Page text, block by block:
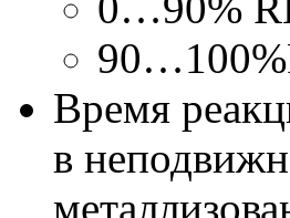
Время
в